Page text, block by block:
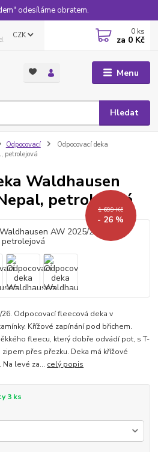
odesíláme obratem.
Menu
CZK
Hledat
0 ks
za 0 Kč
Odpocovací
Odpocovací deka
petrolejová
Waldhausen
petrolejová
1 699 Kč
- 26 %
Odpocovací fleecová deka v
Křížové zapínání pod břichem.
fleecu, který dobře odvádí pot, s T-
přes přezku. Deka má křížové
levé za... celý popis
3 ks